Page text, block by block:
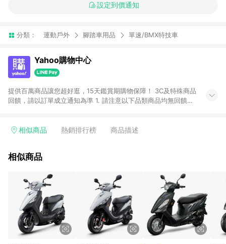
設定到價通知
分類： 運動戶外 腳踏車用品 單速/BMX特技車
Yahoo購物中心
提供百萬商品讓您超好逛，15天鑑賞期購物保障！ 3C及特殊商品
回饋，請以訂單成立通知為準 1. 請注意以下品類商品均無回饋：
電玩/遊戲/相機/單眼/鏡頭/拍立得 [2024/6/1起適用] -內接硬
的購回饋活動享Yahoo超贈點回饋者 - 購物中心商店之商品：商
3. 訂單回饋金額將扣除運費/購物金/超贈點/福利金/紅利折抵/折
價券等虛擬貨幣折抵 4. 大宗採購或批發轉賣不具回饋資格： 如
有相關事證認定您為大宗採購、批發轉賣而非最終消費使用者，
相關認定以Yahoo購物中心之認定為準
相似商品 熱銷排行榜 商品描述
相似商品